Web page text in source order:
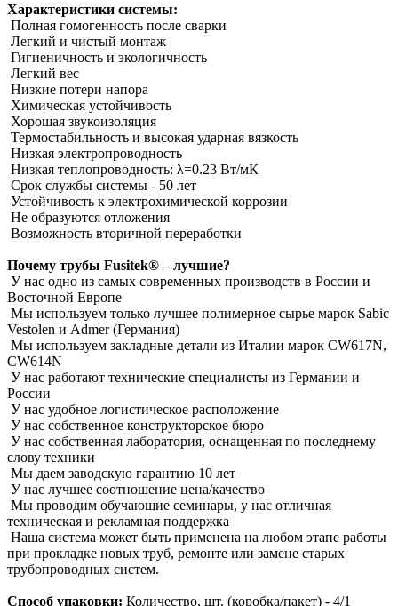
Характеристики системы:
Полная гомогенность после сварки
Легкий и чистый монтаж
Гигиеничность и экологичность
Легкий вес
Низкие потери напора
Химическая устойчивость
Хорошая звукоизоляция
Термостабильность и высокая ударная вязкость
Низкая электропроводность
Низкая теплопроводность: λ=0.23 Вт/мК
Срок службы системы - 50 лет
Устойчивость к электрохимической коррозии
Не образуются отложения
Возможность вторичной переработки
Почему трубы Fusitek® – лучшие?
У нас одно из самых современных производств в России и
Восточной Европе
Мы используем только лучшее полимерное сырье марок Sabic
Vestolen и Admer (Германия)
Мы используем закладные детали из Италии марок CW617N,
CW614N
У нас работают технические специалисты из Германии и
России
У нас удобное логистическое расположение
У нас собственное конструкторское бюро
У нас собственная лаборатория, оснащенная по последнему
слову техники
Мы даем заводскую гарантию 10 лет
У нас лучшее соотношение цена/качество
Мы проводим обучающие семинары, у нас отличная
техническая и рекламная поддержка
Наша система может быть применена на любом этапе работы
при прокладке новых труб, ремонте или замене старых
трубопроводных систем.
Способ упаковки: Количество, шт. (коробка/пакет) - 4/1